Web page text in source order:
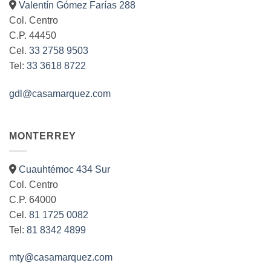
la
página
Valentín Gómez Farías 288
Col. Centro
C.P. 44450
Cel. 33 2758 9503
Tel: 33 3618 8722
gdl@casamarquez.com
MONTERREY
Cuauhtémoc 434 Sur
Col. Centro
C.P. 64000
Cel. 81 1725 0082
Tel: 81 8342 4899
mty@casamarquez.com